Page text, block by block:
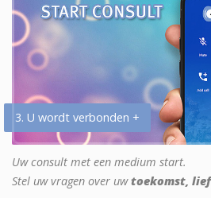
3. U wordt verbonden +
Uw consult met een medium start.
Stel uw vragen over uwtoekomst,